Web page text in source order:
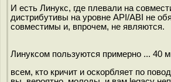
И есть Линукс, где плевали на
дистрибутивы на уровне API/ABI не
совместимы и, впрочем, не являются.
Линуксом пользуются примерно ... 40
всем, кто кричит и оскорбляет по